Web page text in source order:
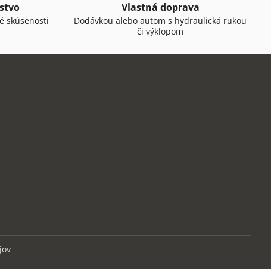
skúsenosti
Vlastná doprava
Dodávkou alebo autom s hydraulická rukou
či výklopom